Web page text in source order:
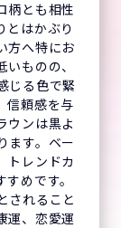
柄とも相性
とはかぶり
方へ特にお
ものの、
じる色で緊
信頼感を与
ウンは黒よ
ます。ベー
トレンドカ
めです。
されること
運、恋愛運